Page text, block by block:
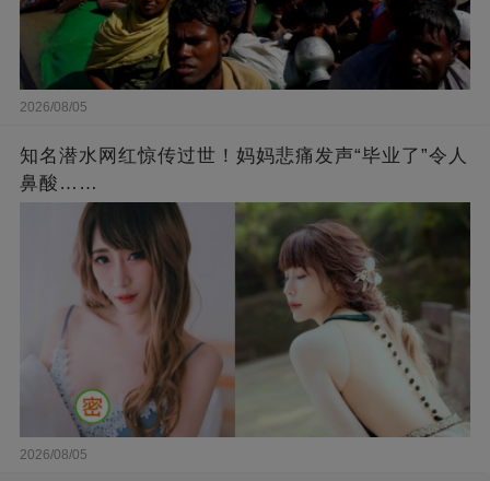
2026/08/05
知名潜水网红惊传过世！妈妈悲痛发声“毕业了”令人
鼻酸……
2026/08/05